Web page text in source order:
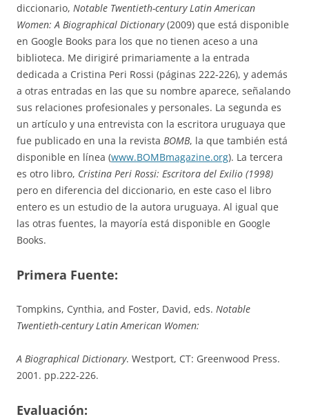
diccionario, Notable Twentieth-century Latin American
Women: A Biographical Dictionary(2009) que está disponible
en Google Books para los que no tienen aceso a una
biblioteca. Me dirigiré primariamente a la entrada
dedicada a Cristina Peri Rossi (páginas 222-226), y además
a otras entradas en las que su nombre aparece, señalando
sus relaciones profesionales y personales. La segunda es
un artículo y una entrevista con la escritora uruguaya que
fue publicado en una la revista BOMB, la que también está
disponible en línea (www.BOMBmagazine.org). La tercera
es otro libro, Cristina Peri Rossi: Escritora del Exilio (1998)
pero en diferencia del diccionario, en este caso el libro
entero es un estudio de la autora uruguaya. Al igual que
las otras fuentes, la mayoría está disponible en Google
Books.
Primera Fuente:
Tompkins, Cynthia, and Foster, David, eds. Notable
Twentieth-century Latin American Women:
A Biographical Dictionary. Westport, CT: Greenwood Press.
2001. pp.222-226.
Evaluación: